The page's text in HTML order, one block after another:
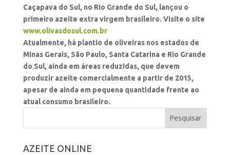
Caçapava do Sul, no Rio Grande d o Sul, lançou o
primeiro azeite extra virgem brasileiro. Visite o site
www.olivasdosul.com.br
Atualmente, há plantio de oliveiras nos estados de
Minas Gerais, São Paulo, Santa Catarina e Rio Grande
do Sul, ainda em áreas reduzidas, que devem
produzir azeite comercialmente a partir de 2015,
apesar de ainda em pequena quantidade frente ao
atual consumo brasileiro.
AZEITE ONLINE